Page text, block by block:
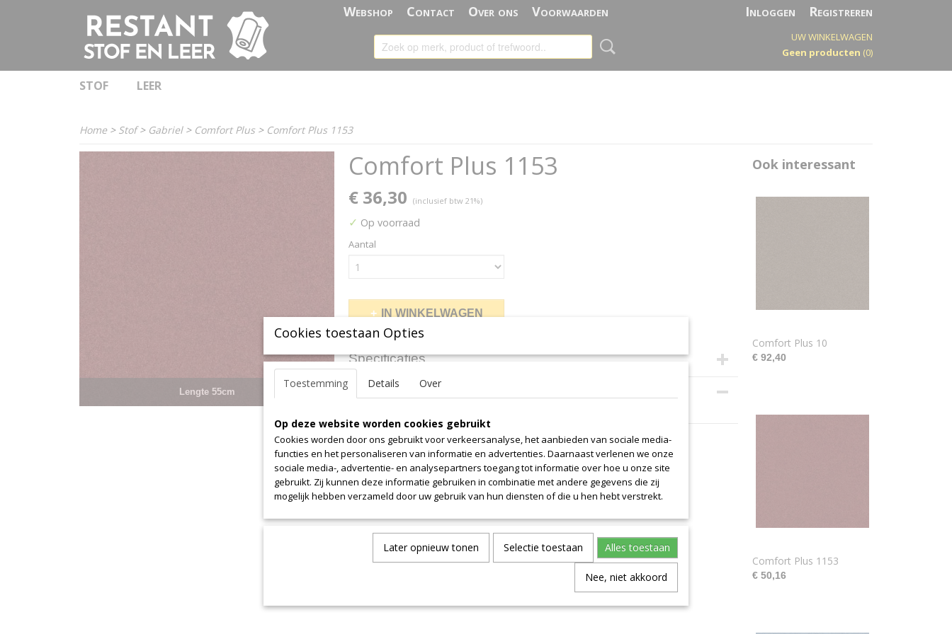
Webshop Contact Over ons Voorwaarden Inloggen Registreren
UW WINKELWAGEN
Geen producten (0)
STOF LEER
Home> Stof> Gabriel> Comfort Plus > Comfort Plus 1153
Lengte 55cm
Comfort Plus 1153
€ 36,30 (inclusief btw 21%)
✓ Op voorraad
Aantal
IN WINKELWAGEN
Specificaties
Productcode leverancier
Afmetingen (l,b,h)
55 x 140 x 0 cm
Omschrijving
Ook interessant
Comfort Plus 10
€ 92,40
Comfort Plus 1153
€ 50,16
Cookies toestaan Opties
Toestemming Details Over
Op deze website worden cookies gebruikt
Cookies worden door ons gebruikt voor verkeersanalyse, het aanbieden van sociale media-
functies en het personaliseren van informatie en advertenties. Daarnaast verlenen we onze
sociale media-, advertentie- en analysepartners toegang tot informatie over hoe u onze site
gebruikt. Zij kunnen deze informatie gebruiken in combinatie met andere gegevens die zij
mogelijk hebben verzameld door uw gebruik van hun diensten of die u hen hebt verstrekt.
Later opnieuw tonen Selectie toestaan Alles toestaan
Nee, niet akkoord